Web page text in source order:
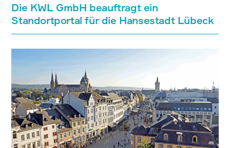
Die KWL GmbH beauftragt ein
Standortportal für die Hansestadt Lübeck